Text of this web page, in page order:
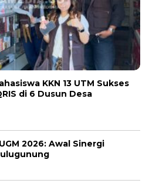
KKN 13 UTM Sukses
di 6 Dusun Desa
2026: Awal Sinergi